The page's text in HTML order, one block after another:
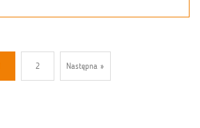
2 Następna »